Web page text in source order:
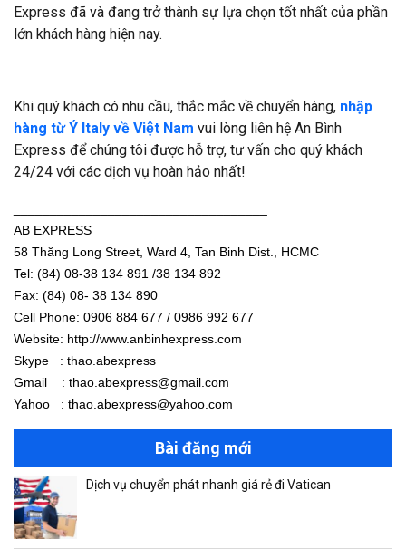
Express đã và đang trở thành sự lựa chọn tốt nhất của phần
lớn khách hàng hiện nay.
Khi quý khách có nhu cầu, thắc mắc về chuyển hàng, nhập
hàng từ Ý Italy về Việt Nam vui lòng liên hệ An Bình
Express để chúng tôi được hỗ trợ, tư vấn cho quý khách
24/24 với các dịch vụ hoàn hảo nhất!
AB EXPRESS
58 Thăng Long Street, Ward 4, Tan Binh Dist., HCMC
Tel: (84) 08-38 134 891 /38 134 892
Fax: (84) 08- 38 134 890
Cell Phone: 0906 884 677 / 0986 992 677
Website: http://www.anbinhexpress.com
Skype : thao.abexpress
Gmail : thao.abexpress@gmail.com
Yahoo : thao.abexpress@yahoo.com
Bài đăng mới
Dịch vụ chuyển phát nhanh giá rẻ đi Vatican